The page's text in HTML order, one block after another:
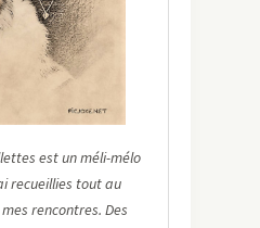
est un méli-mélo
recueillies tout au
rencontres. Des